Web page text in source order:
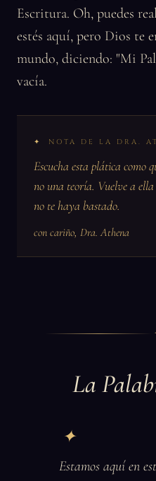
Escritura. Oh, puedes
estés aquí, pero Dios te
mundo, diciendo: "Mi
vacía.
NOTA DE LA DRA.
Escucha esta plática como
no una teoría. Vuelve a
no te haya bastado.
con cariño, Dra. Athena
La
Estamos aquí en